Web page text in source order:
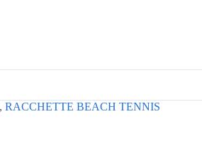
, RACCHETTE BEACH TENNIS